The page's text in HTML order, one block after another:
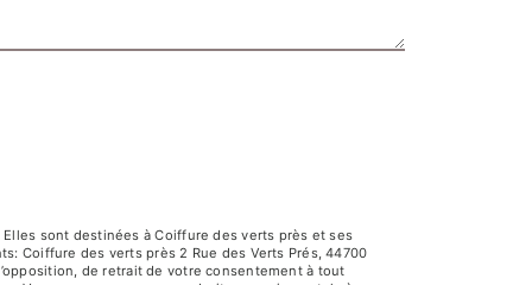
sont destinées à Coiffure des verts près et ses
Coiffure des verts près 2 Rue des Verts Prés, 44700
de retrait de votre consentement à tout